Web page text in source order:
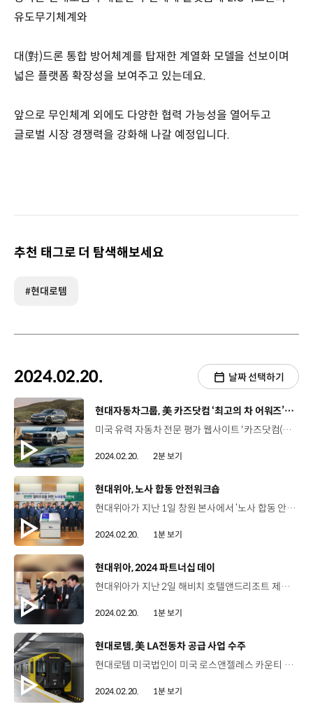
유도무기체계와
대(對)드론 통합 방어체계를 탑재한 계열화 모델을 선보이며
넓은 플랫폼 확장성을 보여주고 있는데요.
앞으로 무인체계 외에도 다양한 협력 가능성을 열어두고
글로벌 시장 경쟁력을 강화해 나갈 예정입니다.
추천 태그로 더 탐색해보세요
#현대로템
2024.02.20. 날짜 선택하기
[동영상]
현대자동차그룹, 美 카즈닷컴 ‘최고의 차 어워즈’ 3개 부문 석권
미국 유력 자동차 전문 평가 웹사이트 '카즈닷컴(cars.com)'이 발표한 '2024 최고의 차 어워즈'에서 현대차 아이오닉 5, 제네시스 GV70 전동화 모델, 기아 텔루라이드 등 3개 차종이 수상했습니다. 2024 최고의 차 어워즈는 카즈닷컴의 에디터들이 새로 출시된 2024년형 차량의 품질과 혁신성, 가치 등을 평가해 총 6개 부문 수상작을 결정하는데요. 현대차그룹은 이 가운데 3개 부문에 선정돼 뛰어난 상품 경쟁력을 인정받았습니다. 지난해에 이어 2년 연속 ‘최고의 전기차’로 선정된 아이오닉 5는 빠른 충전과 다양하고 편리한 기술 사양, 혁신적인 디자인이 균형을 이루는 전기차라는 수식어로 좋은 평가를 받았습니다. GV70 전동화 모델은 우아한 외관과 잘 정돈된 실내, 인상적인 주행 성능을 갖춘 전기차로 인정받아 ‘최고의 고급차’ 부문을 수상했으며 이로써 제네시스는 지난해 G90에 이어 2년 연속 수상에 성공했습니다. 텔루라이드는 2022년에 이어 또 한 번 ‘최고의 가족용 차’로 선정됐는데요. 지난해 카니발까지 3년 연속 수상을 기록하며 기아는 여유로운 공간과 탑승객을 배려하는 다양한 편의사양을 갖춘 가족용 차 제조사로서 입지를 강화했습니다. 앞으로도 현대차그룹은 높은 품질과 안전성으로 고객에게 감동을 드릴 수 있는 제품을 제공하기 위해 최선을 다할 계획입니다.
2024.02.20. 2분 보기
[동영상]
현대위아, 노사 합동 안전워크숍
현대위아가 지난 1일 창원 본사에서 ‘노사 합동 안전워크숍’을 열고 노사공동 안전선언문을 발표했습니다. 안전선언문에는 안전 문화 정착을 위한 노사 간 상호 협력, 회사의 안전관리 지원, 노동조합의 안전 강화 활동 참여와 추진 등의 내용을 담았으며 이러한 노사 협력을 통해 현대위아는 사업장 내 안전 강화 활동을 확대한다는 계획입니다. 현대위아는 안전한 사업장을 조성하기 위해 ‘10대 필수 안전수칙’을 제정하고 지난해 9월부터는 ‘온라인 안전신문고’도 운영해 임직원들이 안전 문제를 발견했을 때 즉시 제보하고, 해결할 수 있도록 하고 있습니다. 현대위아는 모든 임직원이 더욱 건강하고 안전하게 근무할 수 있도록 노사가 함께 안전 의식 확산에 힘쓸 예정입니다.
2024.02.20. 1분 보기
[동영상]
현대위아, 2024 파트너십 데이
현대위아가 지난 2일 해비치 호텔앤드리조트 제주에서 ‘2024 파트너십 데이’를 개최했습니다. 파트너십 데이는 현대위아가 주요 협력사 120곳과 함께 경영 비전을 공유하고 성장 방안을 나누는 자리로, 현대위아는 이날 행사에서 미래 모빌리티 시대 공동 대응을 위해 협력사 지원을 더욱 강화할 것을 약속했는데요. 먼저, 금융기관 예치금을 기반으로 협력사의 대출금액을 낮은 이자로 지원하는 동반성장펀드를 확대 운영하고 협력사가 새로운 판로를 개척할 수 있도록 각종 해외 전시회 참가비와 체류비도 지원해 동반성장을 이어나갈 예정입니다.
2024.02.20. 1분 보기
[동영상]
현대로템, 美 LA전동차 공급 사업 수주
현대로템 미국법인이 미국 로스앤젤레스 카운티 교통국(LACMTA)에서 발주한 약 8,688억 원 규모의 LA 메트로 전동차 공급 사업 수주에 성공했습니다. 이 사업은 지난 1993년부터 운용 중인 현지 노후 전동차를 대체하고 2028년에 개최될 LA 올림픽과 패럴림픽에서 급증할 이동 수요에 대응하기 위해 착수됐는데요. 현대로템은 차량 제작 기술과 실적, 납기 준수 등의 사업 이행 능력을 인정받아 수주를 이뤘습니다. 현대로템은 다수의 미국 현지 사업을 수행하며 쌓은 경험과 역량을 바탕으로 현지 시민들과 관광객들이 모두 만족할 수 있는 전동차를 납품하기 위해 최선을 다할 계획입니다.
2024.02.20. 1분 보기